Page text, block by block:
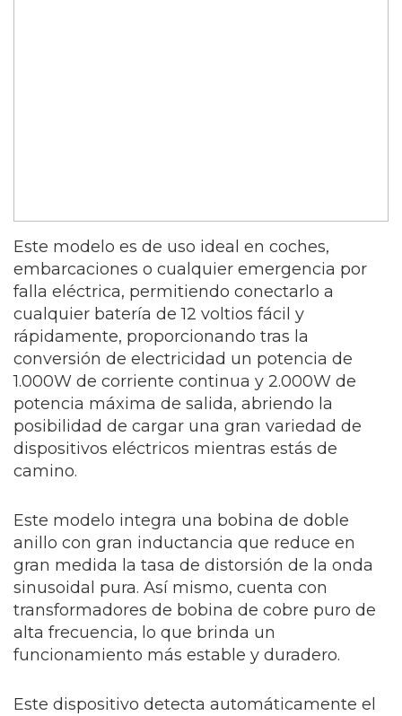
Este modelo es de uso ideal en coches,
embarcaciones o cualquier emergencia por
falla eléctrica, permitiendo conectarlo a
cualquier batería de 12 voltios fácil y
rápidamente, proporcionando tras la
conversión de electricidad un potencia de
1.000W de corriente continua y 2.000W de
potencia máxima de salida, abriendo la
posibilidad de cargar una gran variedad de
dispositivos eléctricos mientras estás de
camino.
Este modelo integra una bobina de doble
anillo con gran inductancia que reduce en
gran medida la tasa de distorsión de la onda
sinusoidal pura. Así mismo, cuenta con
transformadores de bobina de cobre puro de
alta frecuencia, lo que brinda un
funcionamiento más estable y duradero.
Este dispositivo detecta automáticamente el